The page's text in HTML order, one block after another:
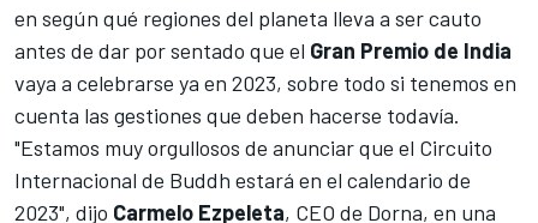
en según qué regiones del planeta lleva a ser cauto
antes de dar por sentado que el Gran Premio de India
vaya a celebrarse ya en 2023, sobre todo si tenemos en
cuenta las gestiones que deben hacerse todavía.
"Estamos muy orgullosos de anunciar que el Circuito
Internacional de Buddh estará en el calendario de
2023", dijo Carmelo Ezpeleta, CEO de Dorna, en una